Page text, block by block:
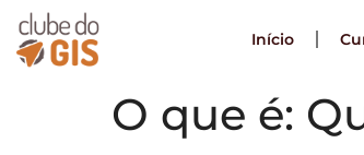
Início
O que é: